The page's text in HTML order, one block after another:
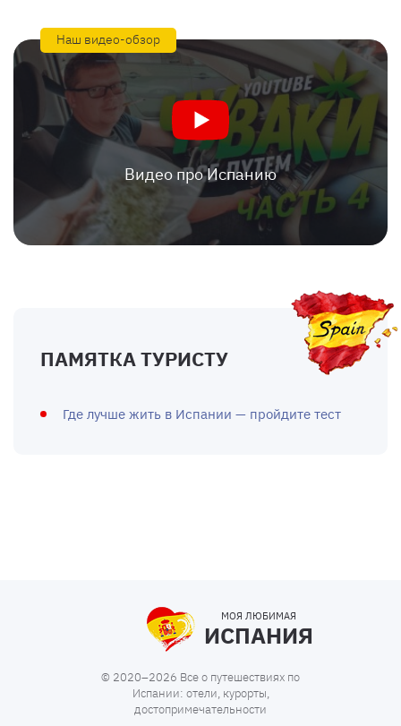
Наш видео-обзор
Видео про Испанию
ПАМЯТКА ТУРИСТУ
Где лучше жить в Испании — пройдите тест
МОЯ ЛЮБИМАЯ
ИСПАНИЯ
© 2020–2026 Все о путешествиях по
Испании: отели, курорты,
достопримечательности